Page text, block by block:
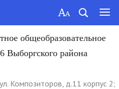
общеобразовательное
Выборгского района
Композиторов, д.11 корпус 2;